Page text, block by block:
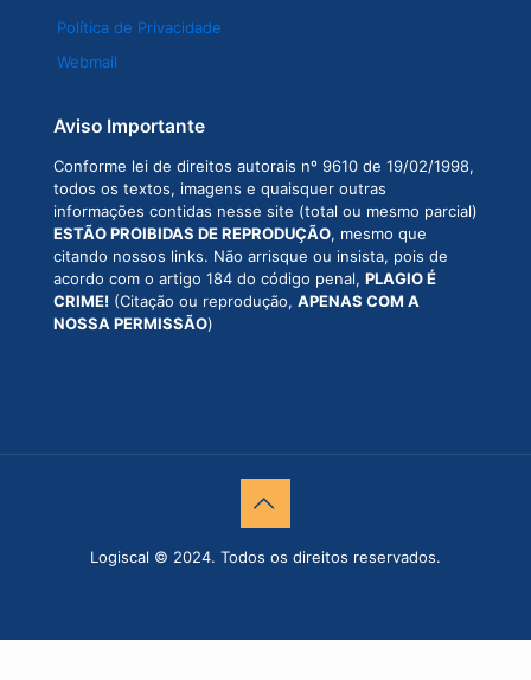
Política de Privacidade
Webmail
Aviso Importante
Conforme lei de direitos autorais nº 9610 de 19/02/1998,
todos os textos, imagens e quaisquer outras
informações contidas nesse site (total ou mesmo parcial)
ESTÃO PROIBIDAS DE REPRODUÇÃO, mesmo que
citando nossos links. Não arrisque ou insista, pois de
acordo com o artigo 184 do código penal, PLAGIO É
CRIME! (Citação ou reprodução, APENAS COM A
NOSSA PERMISSÃO)
Logiscal © 2024. Todos os direitos reservados.